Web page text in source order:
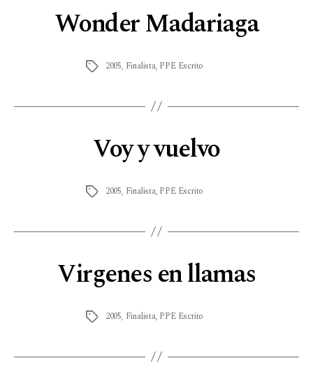
Wonder Madariaga
2005, Finalista, PPE Escrito
Voy y vuelvo
2005, Finalista, PPE Escrito
Virgenes en llamas
2005, Finalista, PPE Escrito